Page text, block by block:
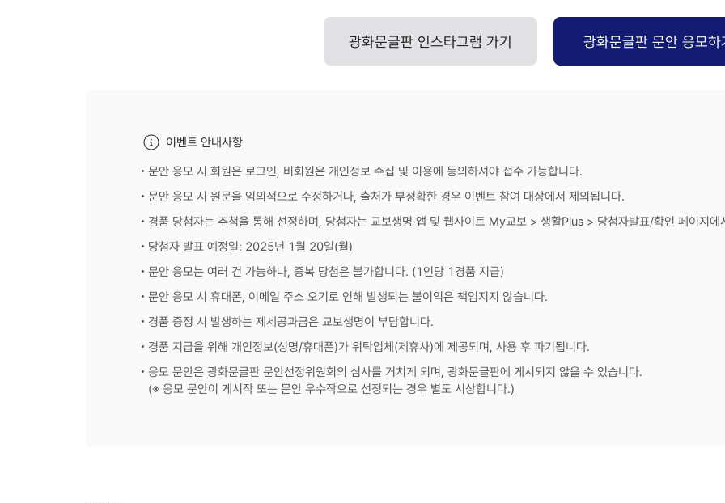
광화문글판 인스타그램 가기 광화문글판 문안 응모하
이벤트 안내사항
문안 응모 시 회원은 로그인, 비회원은 개인정보 수집 및 이용에 동의하셔야 접수 가능합니다.
문안 응모 시 원문을 임의적으로 수정하거나, 출처가 부정확한 경우 이벤트 참여 대상에서 제외됩니다.
경품 당첨자는 추첨을 통해 선정하며, 당첨자는 교보생명 앱 및 웹사이트 My교보 > 생활Plus > 당첨자발표/확인 페이지에
당첨자 발표 예정일: 2025년 1월 20일(월)
문안 응모는 여러 건 가능하나, 중복 당첨은 불가합니다. (1인당 1경품 지급)
문안 응모 시 휴대폰, 이메일 주소 오기로 인해 발생되는 불이익은 책임지지 않습니다.
경품 증정 시 발생하는 제세공과금은 교보생명이 부담합니다.
경품 지급을 위해 개인정보(성명/휴대폰)가 위탁업체(제휴사)에 제공되며, 사용 후 파기됩니다.
응모 문안은 광화문글판 문안선정위원회의 심사를 거치게 되며, 광화문글판에 게시되지 않을 수 있습니다.
(※ 응모 문안이 게시작 또는 문안 우수작으로 선정되는 경우 별도 시상합니다.)